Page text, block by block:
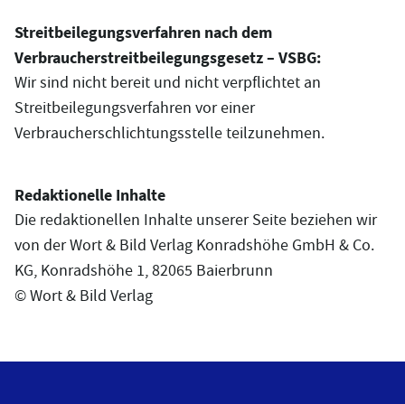
Streitbeilegungsverfahren nach dem
Verbraucherstreitbeilegungsgesetz – VSBG:
Wir sind nicht bereit und nicht verpflichtet an
Streitbeilegungsverfahren vor einer
Verbraucherschlichtungsstelle teilzunehmen.
Redaktionelle Inhalte
Die redaktionellen Inhalte unserer Seite beziehen wir
von der Wort & Bild Verlag Konradshöhe GmbH & Co.
KG, Konradshöhe 1, 82065 Baierbrunn
© Wort & Bild Verlag